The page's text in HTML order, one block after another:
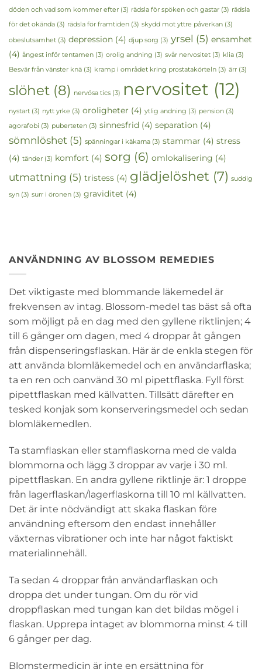
döden och vad som kommer efter (3) rädsla för spöken och gastar (3) rädsla
för det okända (3) rädsla för framtiden (3) skydd mot yttre påverkan (3)
obeslutsamhet (3) depression (4) djup sorg (3) yrsel (5) ensamhet
(4) ångest inför tentamen (3) orolig andning (3) svår nervositet (3) klia (3)
Besvär från vänster knä (3) kramp i området kring prostatakörteln (3) ärr (3)
slöhet (8) nervösa tics (3) nervositet (12)
nystart (3) nytt yrke (3) oroligheter (4) ytlig andning (3) pension (3)
agorafobi (3) puberteten (3) sinnesfrid (4) separation (4)
sömnlöshet (5) spänningar i käkarna (3) stammar (4) stress
(4) tänder (3) komfort (4) sorg (6) omlokalisering (4)
utmattning (5) tristess (4) glädjelöshet (7) suddig
syn (3) surr i öronen (3) graviditet (4)
ANVÄNDNING AV BLOSSOM REMEDIES
Det viktigaste med blommande läkemedel är
frekvensen av intag. Blossom-medel tas bäst så ofta
som möjligt på en dag med den gyllene riktlinjen; 4
till 6 gånger om dagen, med 4 droppar åt gången
från dispenseringsflaskan. Här är de enkla stegen för
att använda blomläkemedel och en användarflaska;
ta en ren och oanvänd 30 ml pipettflaska. Fyll först
pipettflaskan med källvatten. Tillsätt därefter en
tesked konjak som konserveringsmedel och sedan
blomläkemedlen.
Ta stamflaskan eller stamflaskorna med de valda
blommorna och lägg 3 droppar av varje i 30 ml.
pipettflaskan. En andra gyllene riktlinje är: 1 droppe
från lagerflaskan/lagerflaskorna till 10 ml källvatten.
Det är inte nödvändigt att skaka flaskan före
användning eftersom den endast innehåller
växternas vibrationer och inte har något faktiskt
materialinnehåll.
Ta sedan 4 droppar från användarflaskan och
droppa det under tungan. Om du rör vid
droppflaskan med tungan kan det bildas mögel i
flaskan. Upprepa intaget av blommorna minst 4 till
6 gånger per dag.
Blomstermedicin är inte en ersättning för